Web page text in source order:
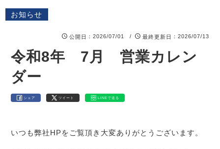
お知らせ
公開日 ：2026/07/01 / 最終更新日 ：2026/07/13
令和8年 7月 営業カレン
ダー
シェア ツイート LINEで送る
いつも弊社HPをご覧頂き大変ありがとうございます。